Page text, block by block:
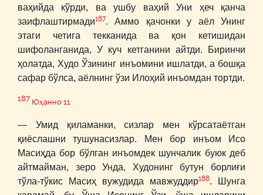
ваҳийда кўрди, ва ушбу ваҳий Уни ҳеч қанча
заифлаштирмади187. Аммо қачонки у аёл Унинг
этаги четига текканида ва қон кетишидан
шифоланганида, У куч кетганини айтди. Биринчи
ҳолатда, Худо Ўзининг инъомини ишлатди, а бошқа
сафар бўлса, аёлнинг ўзи Илоҳий инъомдан тортди.
187 Юҳанно 11
― Умид қиламанки, сизлар мен кўрсатаётган
қиёслашни тушунасизлар. Мен бор инъом Исо
Масиҳда бор бўлган инъомдек шунчалик буюк деб
айтмайман, зеро Унда, Худонинг бутун борлиғи
тўла-тўкис Масиҳ вужудида мавжуддир188. Шунга